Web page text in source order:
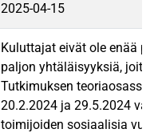
2025-04-15
Kuluttajat eivät ole enää
paljon yhtäläisyyksiä,
Tutkimuksen
20.2.2024 ja 29.5.2024
toimijoiden sosiaalisia